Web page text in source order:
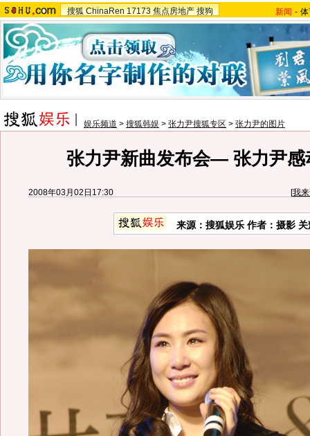
搜狐 ChinaRen 17173 焦点房地产 搜狗 新闻 -
娱乐频道 > 搜狐韩娱 > 张力尹搜狐专区 > 张力尹的图片
张力尹新曲发布会— 张力尹感
2008年03月02日17:30 [我
来源：搜狐娱乐 作者：摄影 关